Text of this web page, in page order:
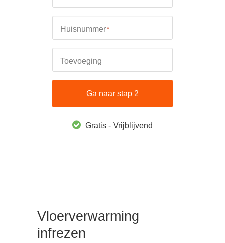
Huisnummer*
Toevoeging
Ga naar stap 2
Gratis - Vrijblijvend
Vloerverwarming
infrezen